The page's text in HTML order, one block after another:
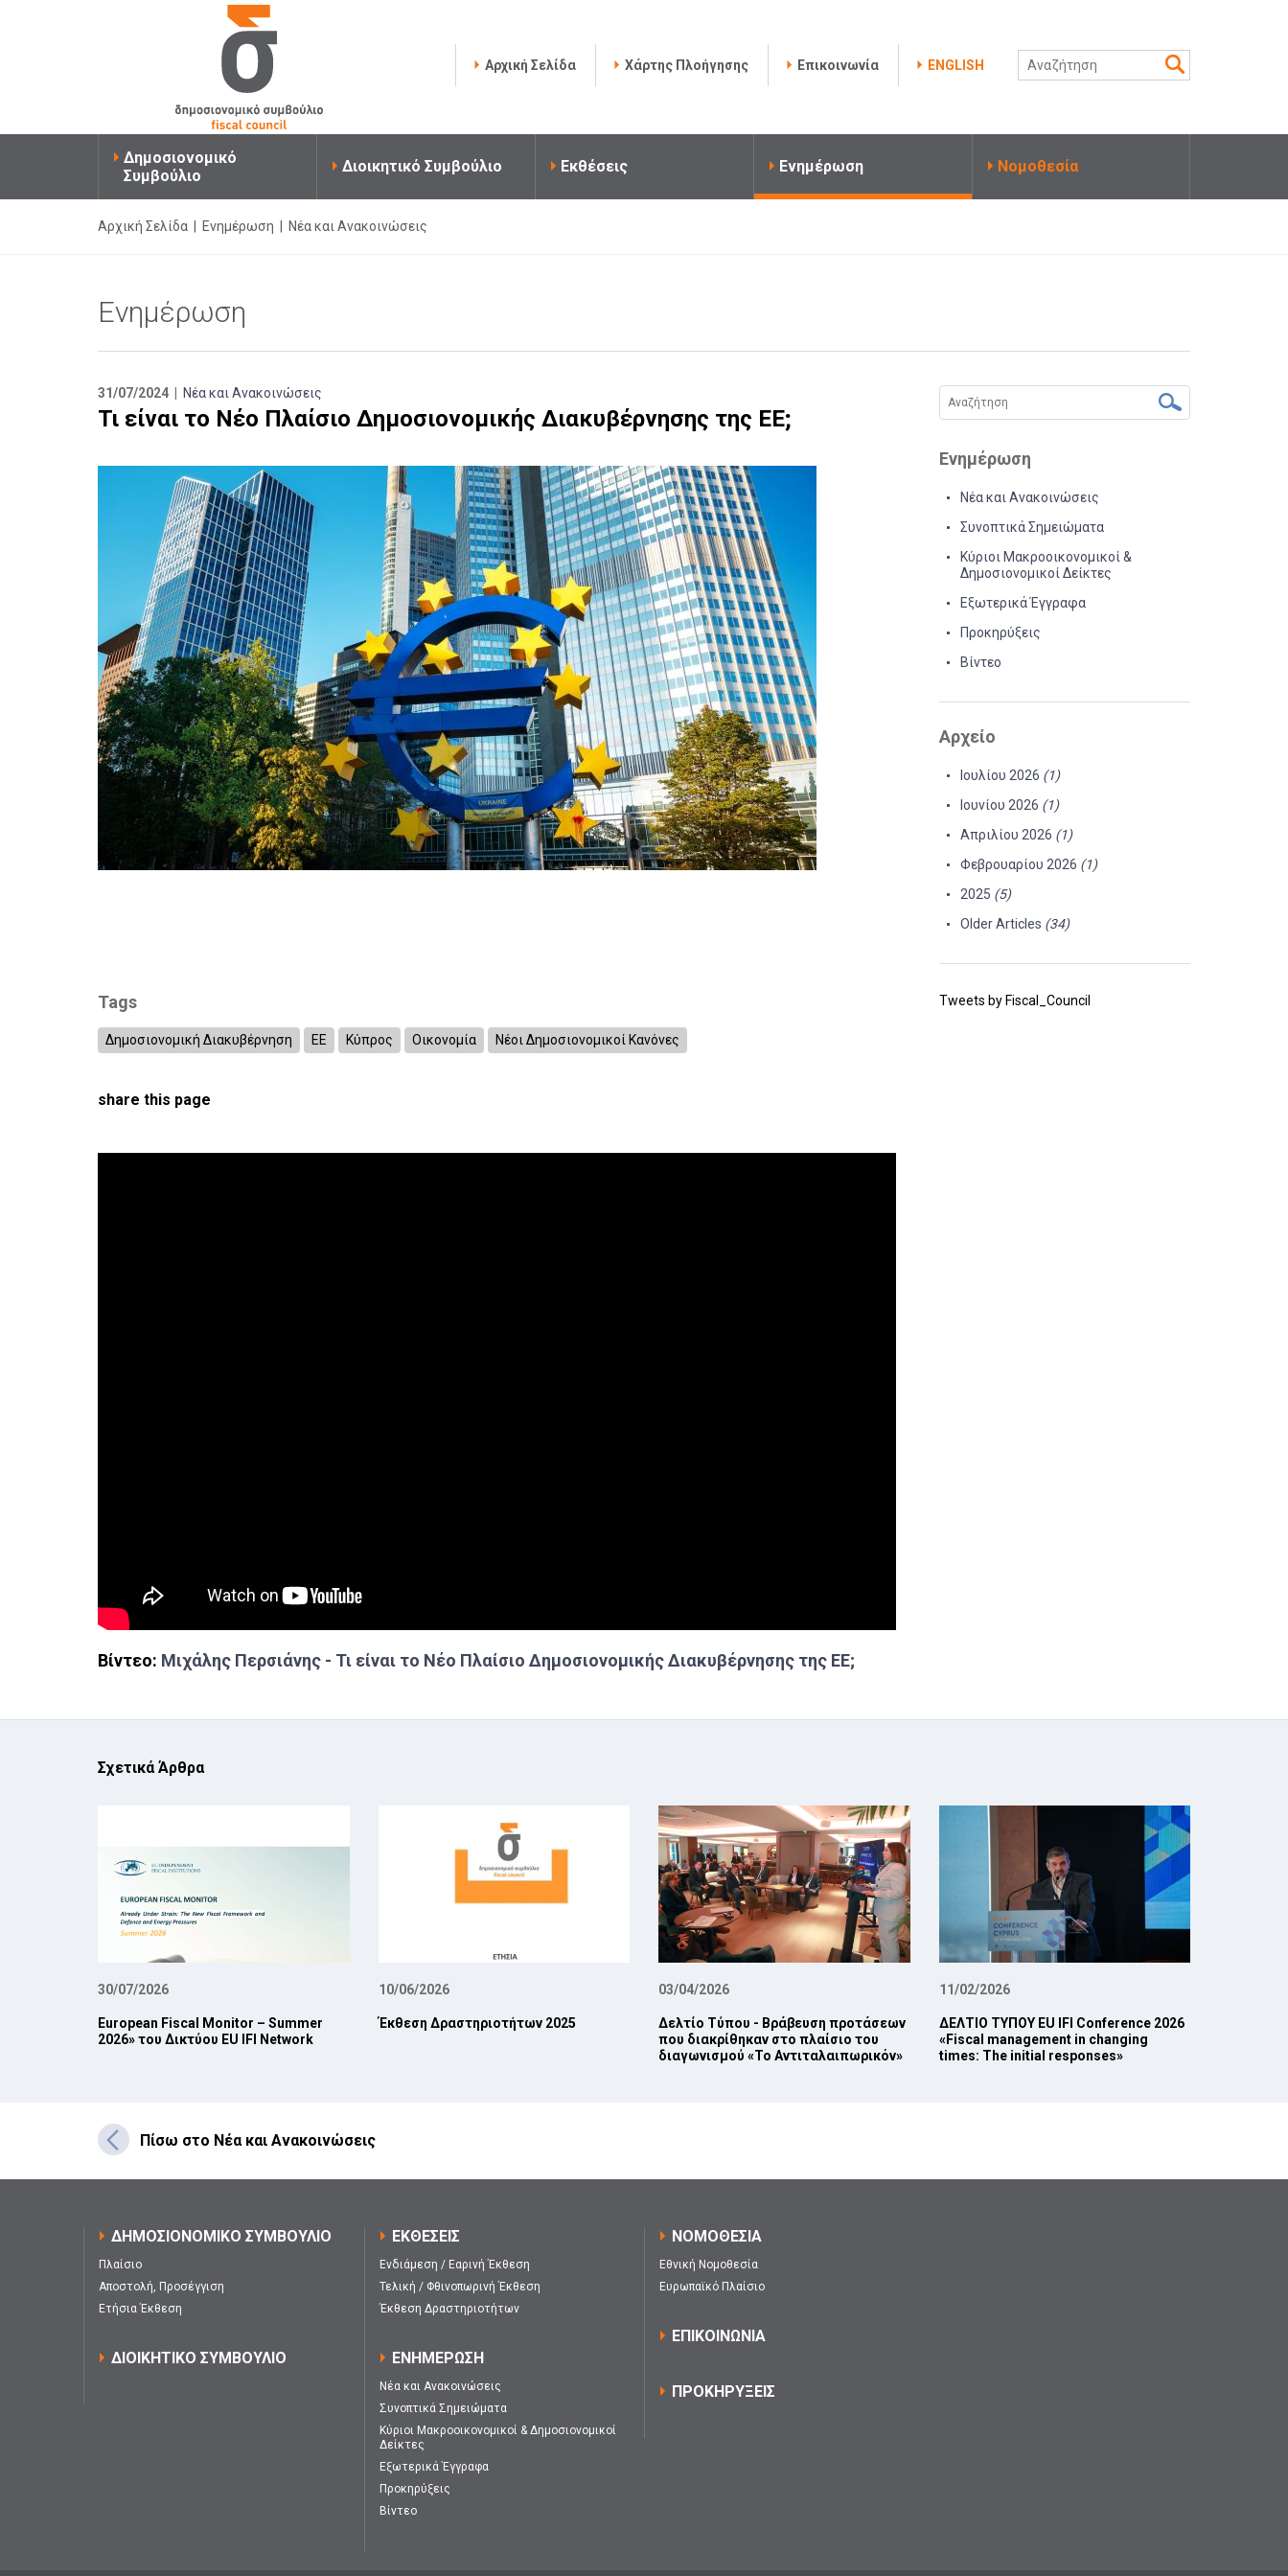
Αρχική Σελίδα Χάρτης Πλοήγησης Επικοινωνία ENGLISH
Δημοσιονομικό
Συμβούλιο
Διοικητικό Συμβούλιο Εκθέσεις Ενημέρωση Νομοθεσία
Αρχική Σελίδα Ενημέρωση Νέα και Ανακοινώσεις
Ενημέρωση
31/07/2024 | Νέα και Ανακοινώσεις
Τι είναι το Νέο Πλαίσιο Δημοσιονομικής Διακυβέρνησης της ΕΕ;
Tags
Δημοσιονομική Διακυβέρνηση ΕΕ Κύπρος Οικονομία Νέοι Δημοσιονομικοί Κανόνες
share this page
Βίντεο: Μιχάλης Περσιάνης - Τι είναι το Νέο Πλαίσιο Δημοσιονομικής Διακυβέρνησης της ΕΕ;
Ενημέρωση
Νέα και Ανακοινώσεις
Συνοπτικά Σημειώματα
Κύριοι Μακροοικονομικοί &
Δημοσιονομικοί Δείκτες
Εξωτερικά Έγγραφα
Προκηρύξεις
Βίντεο
Αρχείο
Ιουλίου 2026 (1)
Ιουνίου 2026 (1)
Απριλίου 2026 (1)
Φεβρουαρίου 2026 (1)
2025 (5)
Older Articles (34)
Tweets by Fiscal_Council
Σχετικά Άρθρα
30/07/2026
European Fiscal Monitor – Summer
2026» του Δικτύου EU IFI Network
10/06/2026
Έκθεση Δραστηριοτήτων 2025
03/04/2026
Δελτίο Τύπου - Βράβευση προτάσεων
που διακρίθηκαν στο πλαίσιο του
διαγωνισμού «Το Αντιταλαιπωρικόν»
11/02/2026
ΔΕΛΤΙΟ ΤΥΠΟΥ EU IFI Conference 2026
«Fiscal management in changing
times: The initial responses»
Πίσω στο Νέα και Ανακοινώσεις
ΔΗΜΟΣΙΟΝΟΜΙΚΟ ΣΥΜΒΟΥΛΙΟ
Πλαίσιο
Αποστολή, Προσέγγιση
Ετήσια Έκθεση
ΔΙΟΙΚΗΤΙΚΟ ΣΥΜΒΟΥΛΙΟ
ΕΚΘΕΣΕΙΣ
Ενδιάμεση / Εαρινή Έκθεση
Τελική / Φθινοπωρινή Έκθεση
Έκθεση Δραστηριοτήτων
ΕΝΗΜΕΡΩΣΗ
Νέα και Ανακοινώσεις
Συνοπτικά Σημειώματα
Κύριοι Μακροοικονομικοί & Δημοσιονομικοί
Δείκτες
Εξωτερικά Έγγραφα
Προκηρύξεις
Βίντεο
ΝΟΜΟΘΕΣΙΑ
Εθνική Νομοθεσία
Ευρωπαϊκό Πλαίσιο
ΕΠΙΚΟΙΝΩΝΙΑ
ΠΡΟΚΗΡΥΞΕΙΣ